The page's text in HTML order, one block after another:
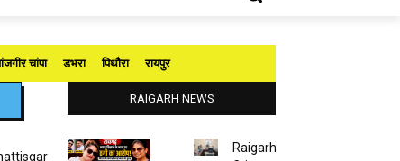
चांपा डभरा पिथौरा रायपुर
RAIGARH NEWS
Raigarh